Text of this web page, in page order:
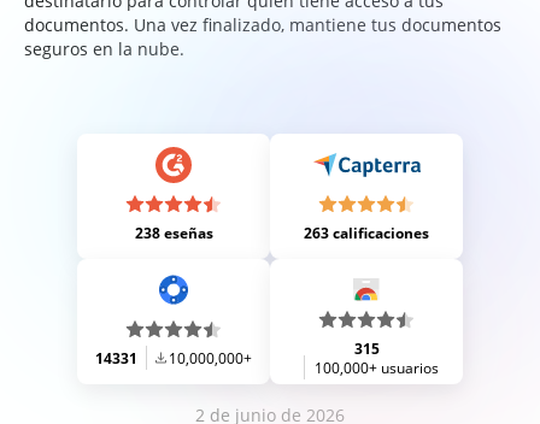
documentos. Una vez finalizado, mantiene tus documentos
seguros en la nube.
238 eseñas 263 calificaciones
14331 10,000,000+
315
100,000+ usuarios
2 de junio de 2026